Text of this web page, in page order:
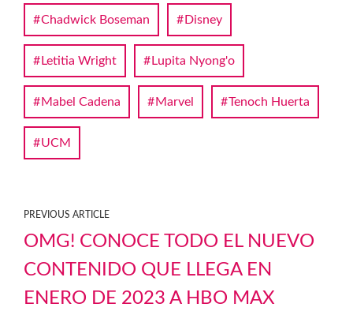
Chadwick Boseman Disney
Letitia Wright Lupita Nyong'o
Mabel Cadena Marvel Tenoch Huerta
UCM
PREVIOUS ARTICLE
OMG! CONOCE TODO EL NUEVO
CONTENIDO QUE LLEGA EN
ENERO DE 2023 A HBO MAX